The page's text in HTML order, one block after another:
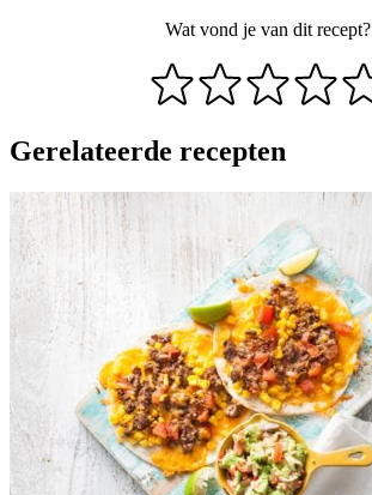
Wat vond je van dit recept?
Gerelateerde recepten